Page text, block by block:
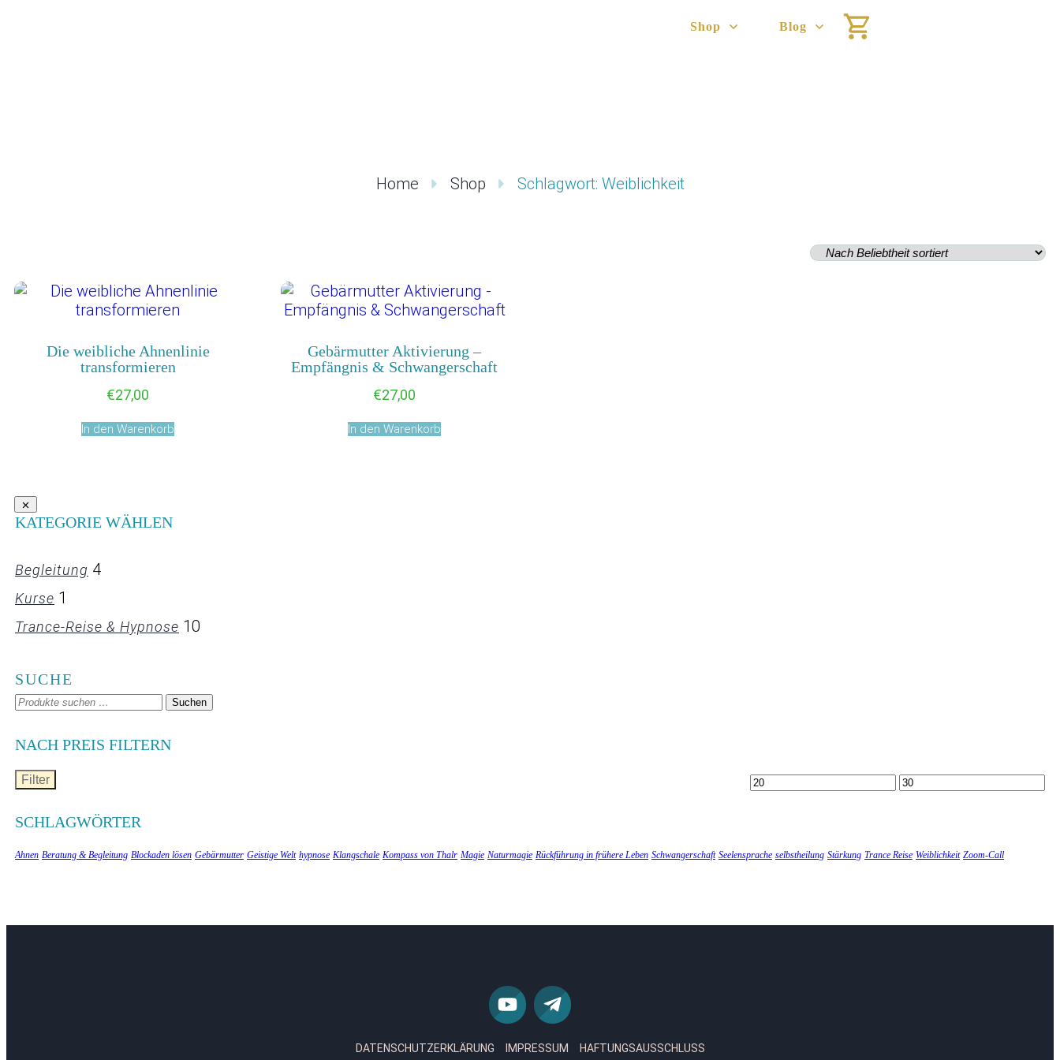
Shop Blog
Home Shop Schlagwort: Weiblichkeit
Die weibliche Ahnenlinie
transformieren
€27,00
In den Warenkorb
Gebärmutter Aktivierung –
Empfängnis & Schwangerschaft
€27,00
In den Warenkorb
KATEGORIE WÄHLEN
Begleitung 4
Kurse 1
Trance-Reise & Hypnose 10
SUCHE
Suchen
nach:
Suchen
NACH PREIS FILTERN
Min. Max.
Filter
SCHLAGWÖRTER
Ahnen Beratung & Begleitung Blockaden lösen Gebärmutter Geistige Welt hypnose Klangschale Kompass von Thalr Magie Naturmagie Rückführung in frühere Leben Schwangerschaft Seelensprache selbstheilung Stärkung Trance Reise Weiblichkeit Zoom-Call
DATENSCHUTZERKLÄRUNG IMPRESSUM HAFTUNGSAUSSCHLUSS